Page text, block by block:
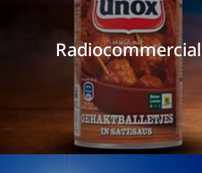
Radiocommercial